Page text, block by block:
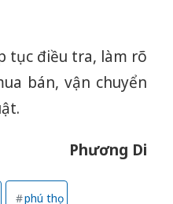
tục điều tra, làm rõ
bán, vận chuyển
Phương Di
phú thọ